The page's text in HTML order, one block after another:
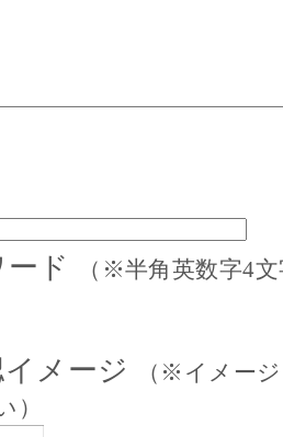
ド （※半角英数字4
メージ
（※イメー
）